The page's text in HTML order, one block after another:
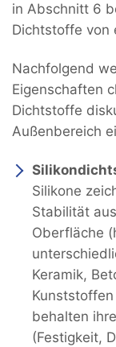
in Abschnitt 6
Dichtstoffe von
Nachfolgend
Eigenschaften
Dichtstoffe
Außenbereich
Silikone
Stabilität
Oberfläche
Keramik,
behalten
(Festigkeit,